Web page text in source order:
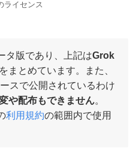
ライセンス
タ版であり、上記はGrok
をまとめています。また、
スで公開されているわけ
や配布もできません。
利用規約の範囲内で使用